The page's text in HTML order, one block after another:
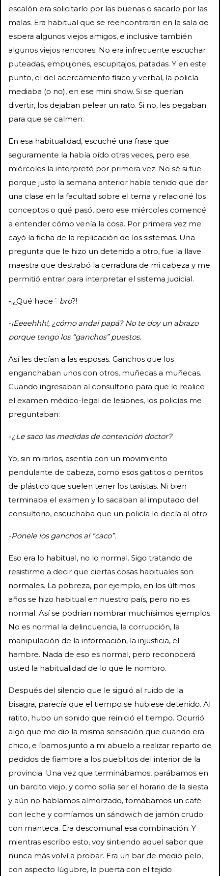
escalón era solicitarlo por las buenas o sacarlo por las
malas. Era habitual que se reencontraran en la sala de
espera algunos viejos amigos, e inclusive también
algunos viejos rencores. No era infrecuente escuchar
puteadas, empujones, escupitajos, patadas. Y en este
punto, el del acercamiento físico y verbal, la policía
mediaba (o no), en ese mini show. Si se querían
divertir, los dejaban pelear un rato. Si no, les pegaban
para que se calmen.
En esa habitualidad, escuché una frase que
seguramente la había oído otras veces, pero ese
miércoles la interpreté por primera vez. No sé si fue
porque justo la semana anterior había tenido que dar
una clase en la facultad sobre el tema y relacioné los
conceptos o qué pasó, pero ese miércoles comencé
a entender cómo venía la cosa. Por primera vez me
cayó la ficha de la replicación de los sistemas. Una
pregunta que le hizo un detenido a otro, fue la llave
maestra que destrabó la cerradura de mi cabeza y me
permitió entrar para interpretar el sistema judicial.
-¡¿Qué hace´ bro?!
-¡Eeeehhh!, ¿cómo andai papá? No te doy un abrazo
porque tengo los “ganchos” puestos.
Así les decían a las esposas. Ganchos que los
enganchaban unos con otros, muñecas a muñecas.
Cuando ingresaban al consultorio para que le realice
el examen médico-legal de lesiones, los policías me
preguntaban:
-¿Le saco las medidas de contención doctor?
Yo, sin mirarlos, asentía con un movimiento
pendulante de cabeza, como esos gatitos o perritos
de plástico que suelen tener los taxistas. Ni bien
terminaba el examen y lo sacaban al imputado del
consultorio, escuchaba que un policía le decía al otro:
-Ponele los ganchos al “caco”.
Eso era lo habitual, no lo normal. Sigo tratando de
resistirme a decir que ciertas cosas habituales son
normales. La pobreza, por ejemplo, en los últimos
años se hizo habitual en nuestro país, pero no es
normal. Así se podrían nombrar muchísimos ejemplos.
No es normal la delincuencia, la corrupción, la
manipulación de la información, la injusticia, el
hambre. Nada de eso es normal, pero reconocerá
usted la habitualidad de lo que le nombro.
Después del silencio que le siguió al ruido de la
bisagra, parecía que el tiempo se hubiese detenido. Al
ratito, hubo un sonido que reinició el tiempo. Ocurrió
algo que me dio la misma sensación que cuando era
chico, e íbamos junto a mi abuelo a realizar reparto de
pedidos de fiambre a los pueblitos del interior de la
provincia. Una vez que terminábamos, parábamos en
un barcito viejo, y como solía ser el horario de la siesta
y aún no habíamos almorzado, tomábamos un café
con leche y comíamos un sándwich de jamón crudo
con manteca. Era descomunal esa combinación. Y
mientras escribo esto, voy sintiendo aquel sabor que
nunca más volví a probar. Era un bar de medio pelo,
con aspecto lúgubre, la puerta con el tejido